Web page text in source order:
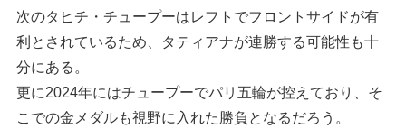
次のタヒチ・チュープーはレフトでフロントサイドが有
利とされているため、タティアナが連勝する可能性も十
分にある。
更に2024年にはチュープーでパリ五輪が控えており、そ
こでの金メダルも視野に入れた勝負となるだろう。